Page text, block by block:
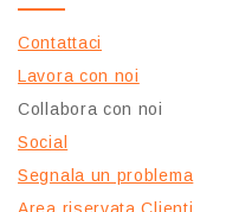
Contattaci
Lavora con noi
Collabora con noi
Social
Segnala un problema
Area riservata Clienti